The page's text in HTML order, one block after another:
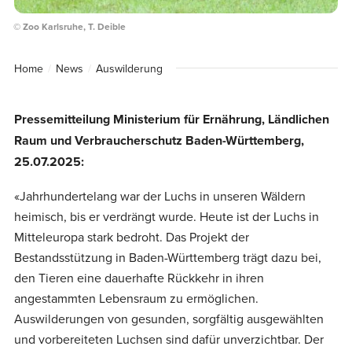
Home News Auswilderung
© Zoo Karlsruhe, T. Deible
Pressemitteilung Ministerium für Ernährung, Ländlichen
Raum und Verbraucherschutz Baden-Württemberg,
25.07.2025:
«Jahrhundertelang war der Luchs in unseren Wäldern
heimisch, bis er verdrängt wurde. Heute ist der Luchs in
Mitteleuropa stark bedroht. Das Projekt der
Bestandsstützung in Baden-Württemberg trägt dazu bei,
den Tieren eine dauerhafte Rückkehr in ihren
angestammten Lebensraum zu ermöglichen.
Auswilderungen von gesunden, sorgfältig ausgewählten
und vorbereiteten Luchsen sind dafür unverzichtbar. Der